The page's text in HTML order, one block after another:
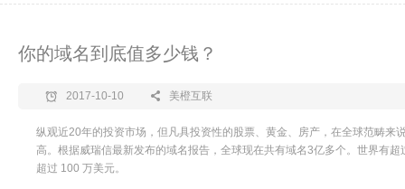
你的域名到底值多少钱？
2017-10-10 美橙互联
纵观近20年的投资市场，但凡具投资性的股票、黄金、房产，在全球范畴来
高。根据威瑞信最新发布的域名报告，全球现在共有域名3亿多个。世界有
超过 100 万美元。